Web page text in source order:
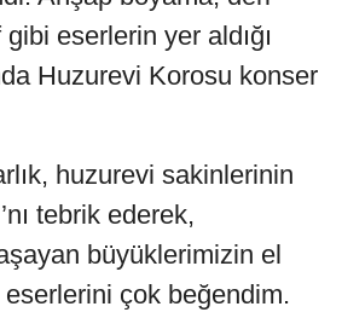
eserlerin yer aldığı
Huzurevi Korosu konser
huzurevi sakinlerinin
tebrik ederek,
büyüklerimizin el
çok beğendim.